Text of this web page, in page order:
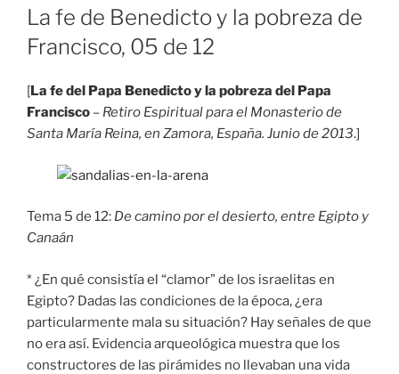
EL
La fe de Benedicto y la pobreza de
Francisco, 05 de 12
[La fe del Papa Benedicto y la pobreza del Papa
Francisco – Retiro Espiritual para el Monasterio de
Santa María Reina, en Zamora, España. Junio de 2013.]
Tema 5 de 12: De camino por el desierto, entre Egipto y
Canaán
* ¿En qué consistía el “clamor” de los israelitas en
Egipto? Dadas las condiciones de la época, ¿era
particularmente mala su situación? Hay señales de que
no era así. Evidencia arqueológica muestra que los
constructores de las pirámides no llevaban una vida